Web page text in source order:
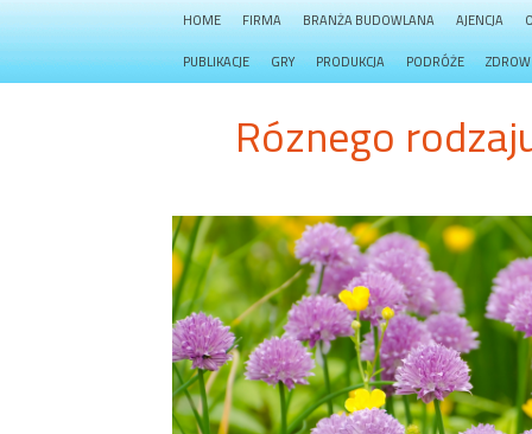
HOME FIRMA BRANŻA BUDOWLANA AJENCJA
PUBLIKACJE GRY PRODUKCJA PODRÓŻE
Róznego